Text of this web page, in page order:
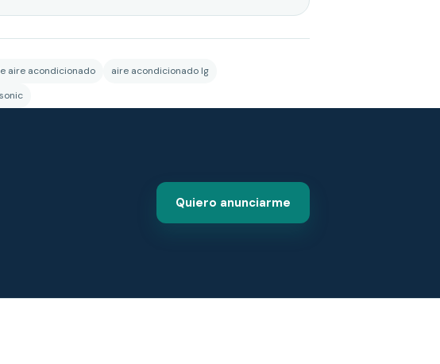
aire acondicionado
aire acondicionado lg
Quiero anunciarme